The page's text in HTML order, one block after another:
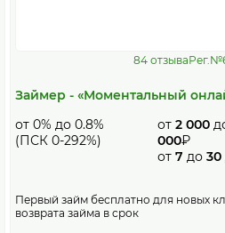
84 отзыва
Займер - «Моментальный
от 0% до 0.8%
(ПСК 0-292%)
от 2 000
000₽
от 7 до 30
Первый займ бесплатно для новых
возврата займа в срок